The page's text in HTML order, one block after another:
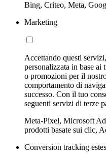
Bing, Criteo, Meta,
Marketing
Accettando questi
personalizzata in base ai
o promozioni per il
comportamento di
successo. Con il tuo
seguenti servizi di terze
Meta-Pixel, Microsoft
prodotti basate sui clic,
Conversion tracking